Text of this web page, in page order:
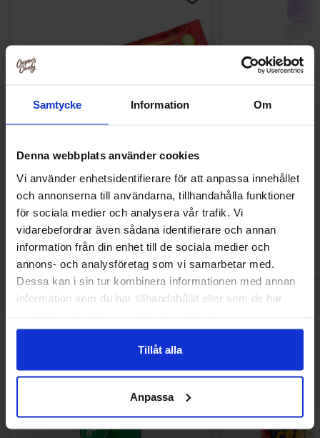
Samtycke Information Om
Denna webbplats använder cookies
Vi använder enhetsidentifierare för att anpassa innehållet
och annonserna till användarna, tillhandahålla funktioner
för sociala medier och analysera vår trafik. Vi
vidarebefordrar även sådana identifierare och annan
information från din enhet till de sociala medier och
annons- och analysföretag som vi samarbetar med.
Dessa kan i sin tur kombinera informationen med annan
information som du har tillhandahållit eller som de har
Tillåt alla
Anpassa
Marabou Daim Dubbel 56g
14.90 kr 7.90 kr
Kjøp
Sist vist